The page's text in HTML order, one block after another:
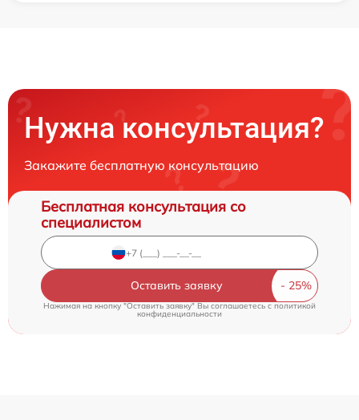
Нужна консультация?
Закажите бесплатную консультацию
Бесплатная консультация со
специалистом
Оставить заявку
Нажимая на кнопку "Оставить заявку" Вы соглашаетесь c политикой
конфиденциальности